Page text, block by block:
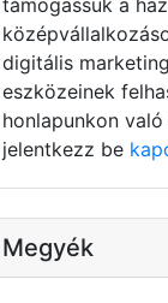
támogassuk a
digitális
eszközeinek
honlapunkon
jelentkezz be
Megyék